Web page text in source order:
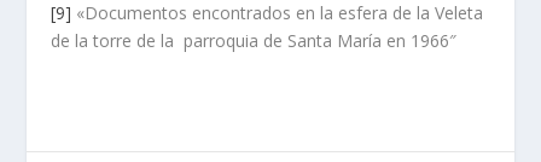
[9] «Documentos encontrados en la esfera de la Veleta
de la torre de la parroquia de Santa Marí­a en 1966″